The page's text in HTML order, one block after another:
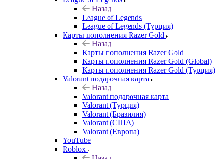
Назад
League of Legends
League of Legends (Турция)
Карты пополнения Razer Gold
Назад
Карты пополнения Razer Gold
Карты пополнения Razer Gold (Global)
Карты пополнения Razer Gold (Турция)
Valorant подарочная карта
Назад
Valorant подарочная карта
Valorant (Турция)
Valorant (Бразилия)
Valorant (США)
Valorant (Европа)
YouTube
Roblox